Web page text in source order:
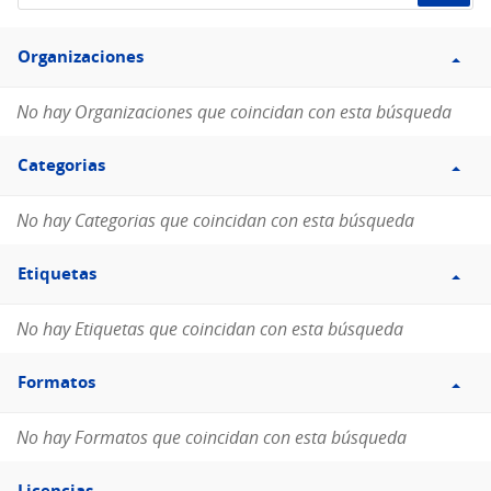
de
Filtro
Organizaciones
Organizaciones
No hay Organizaciones que coincidan con esta búsqueda
Filtro
Categorias
Categorias
No hay Categorias que coincidan con esta búsqueda
Filtro
Etiquetas
Etiquetas
No hay Etiquetas que coincidan con esta búsqueda
Filtro
Formatos
Formatos
No hay Formatos que coincidan con esta búsqueda
Filtro